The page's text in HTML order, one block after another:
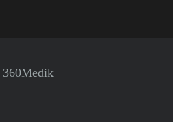
360Medik